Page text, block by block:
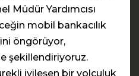
Müdür Yardımcısı
mobil bankacılık
öngörüyor,
şekillendiriyoruz.
iyileşen bir yolculuk